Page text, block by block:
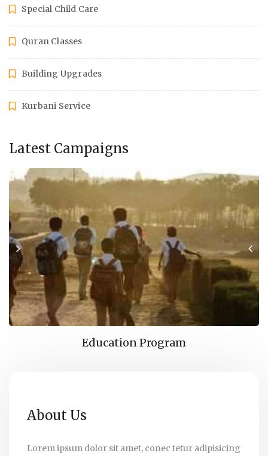
Special Child Care
Quran Classes
Building Upgrades
Kurbani Service
Latest Campaigns
Education Program
About Us
Lorem ipsum dolor sit amet, conec tetur adipisicing